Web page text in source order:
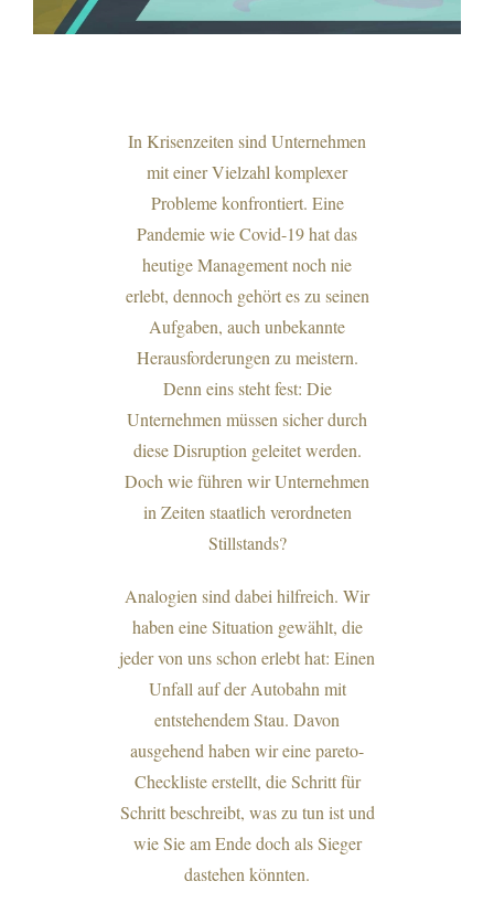
In Krisenzeiten sind Unternehmen
mit einer Vielzahl komplexer
Probleme konfrontiert. Eine
Pandemie wie Covid-19 hat das
heutige Management noch nie
erlebt, dennoch gehört es zu seinen
Aufgaben, auch unbekannte
Herausforderungen zu meistern.
Denn eins steht fest: Die
Unternehmen müssen sicher durch
diese Disruption geleitet werden.
Doch wie führen wir Unternehmen
in Zeiten staatlich verordneten
Stillstands?
Analogien sind dabei hilfreich. Wir
haben eine Situation gewählt, die
jeder von uns schon erlebt hat: Einen
Unfall auf der Autobahn mit
entstehendem Stau. Davon
ausgehend haben wir eine pareto-
Checkliste erstellt, die Schritt für
Schritt beschreibt, was zu tun ist und
wie Sie am Ende doch als Sieger
dastehen könnten.